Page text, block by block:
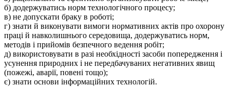
б) додержуватись норм технологічного процесу;
в) не допускати браку в роботі;
г) знати й виконувати вимоги нормативних актів про охорону
праці й навколишнього середовища, додержуватись норм,
методів і прийомів безпечного ведення робіт;
д) використовувати в разі необхідності засоби попередження і
усунення природних і не передбачуваних негативних явищ
(пожежі, аварії, повені тощо);
є) знати основи інформаційних технологій.